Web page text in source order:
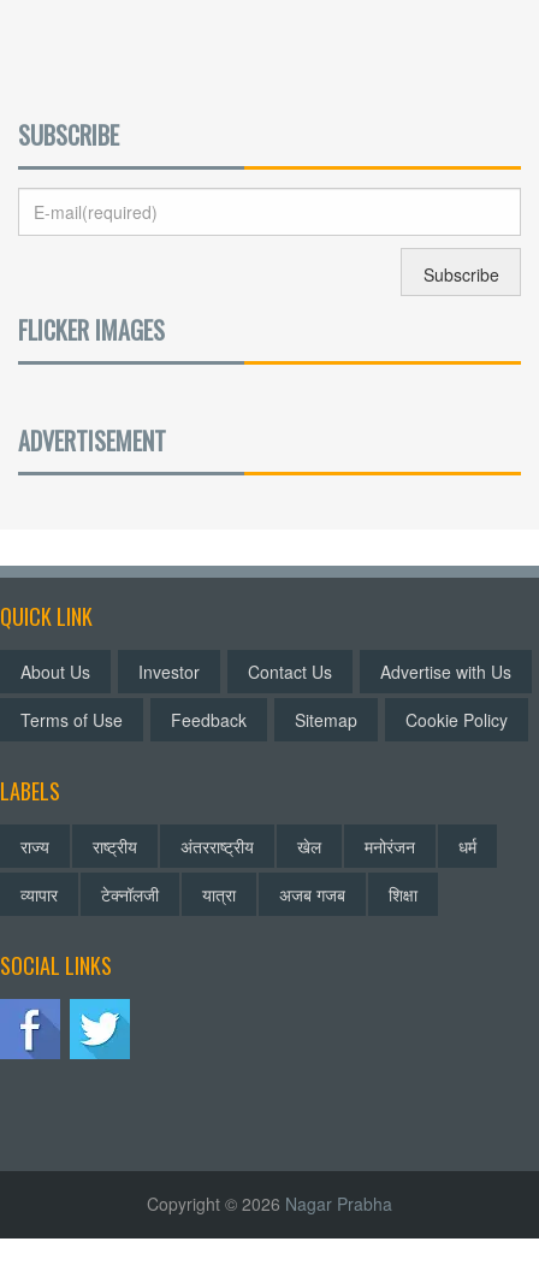
SUBSCRIBE
FLICKER IMAGES
ADVERTISEMENT
QUICK LINK
About Us Investor Contact Us
Advertise with Us
Terms of Use
Feedback Sitemap Cookie Policy
LABELS
राज्य राष्ट्रीय अंतरराष्ट्रीय खेल मनोरंजन
धर्म
व्यापार
टेक्नॉलजी यात्रा अजब गजब शिक्षा
SOCIAL LINKS
Copyright © 2026 Nagar Prabha